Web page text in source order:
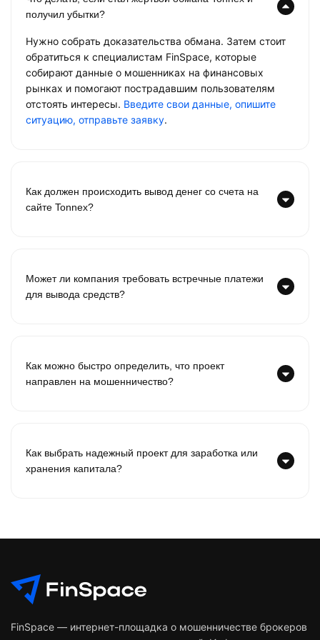
получил убытки?
Нужно собрать доказательства обмана. Затем стоит
обратиться к специалистам FinSpace, которые
собирают данные о мошенниках на финансовых
рынках и помогают пострадавшим пользователям
отстоять интересы. Введите свои данные, опишите
ситуацию, отправьте заявку.
Как должен происходить вывод денег со счета на
сайте Tonnex?
Может ли компания требовать встречные платежи
для вывода средств?
Как можно быстро определить, что проект
направлен на мошенничество?
Как выбрать надежный проект для заработка или
хранения капитала?
FinSpace — интернет-площадка о мошенничестве брокеров